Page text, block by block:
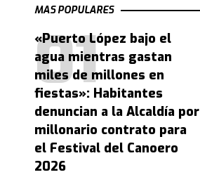
MAS POPULARES
«Puerto López bajo el
agua mientras gastan
miles de millones en
fiestas»: Habitantes
denuncian a la Alcaldía por
millonario contrato para
el Festival del Canoero
2026